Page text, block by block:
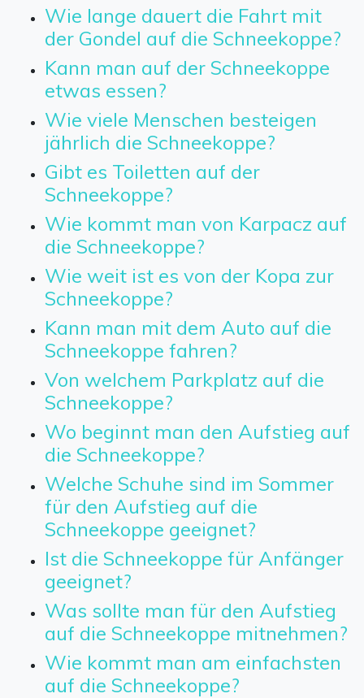
Wie lange dauert die Fahrt mit
der Gondel auf die Schneekoppe?
Kann man auf der Schneekoppe
etwas essen?
Wie viele Menschen besteigen
jährlich die Schneekoppe?
Gibt es Toiletten auf der
Schneekoppe?
Wie kommt man von Karpacz auf
die Schneekoppe?
Wie weit ist es von der Kopa zur
Schneekoppe?
Kann man mit dem Auto auf die
Schneekoppe fahren?
Von welchem Parkplatz auf die
Schneekoppe?
Wo beginnt man den Aufstieg auf
die Schneekoppe?
Welche Schuhe sind im Sommer
für den Aufstieg auf die
Schneekoppe geeignet?
Ist die Schneekoppe für Anfänger
geeignet?
Was sollte man für den Aufstieg
auf die Schneekoppe mitnehmen?
Wie kommt man am einfachsten
auf die Schneekoppe?